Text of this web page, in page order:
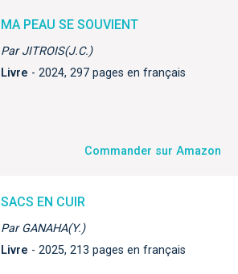
MA PEAU SE SOUVIENT
Par JITROIS(J.C.)
Livre - 2024, 297 pages en français
Commander sur Amazon
SACS EN CUIR
Par GANAHA(Y.)
Livre - 2025, 213 pages en français